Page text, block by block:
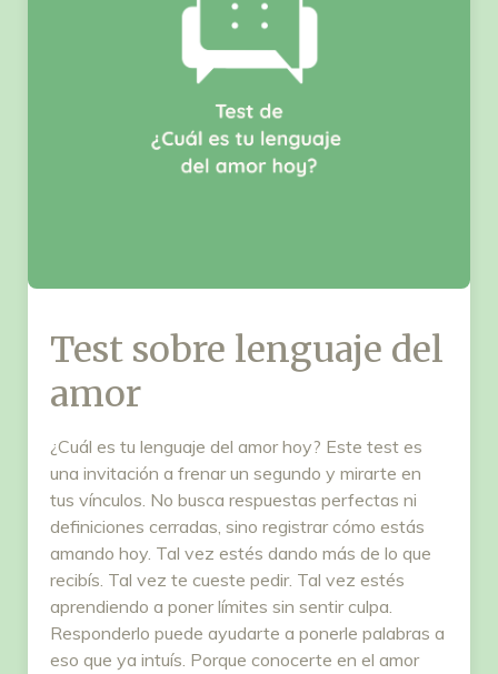
Test sobre lenguaje del
amor
¿Cuál es tu lenguaje del amor hoy? Este test es
una invitación a frenar un segundo y mirarte en
tus vínculos. No busca respuestas perfectas ni
definiciones cerradas, sino registrar cómo estás
amando hoy. Tal vez estés dando más de lo que
recibís. Tal vez te cueste pedir. Tal vez estés
aprendiendo a poner límites sin sentir culpa.
Responderlo puede ayudarte a ponerle palabras a
eso que ya intuís. Porque conocerte en el amor